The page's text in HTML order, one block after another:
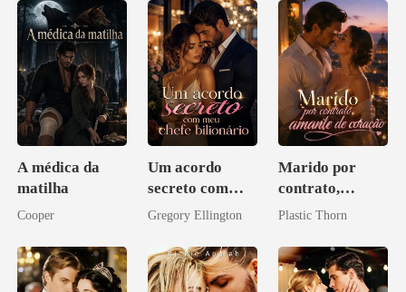
A médica da
matilha
Cooper
Um acordo
secreto com
meu chefe
Gregory Ellington
Marido por
contrato,
amante de
Plastic Thorn